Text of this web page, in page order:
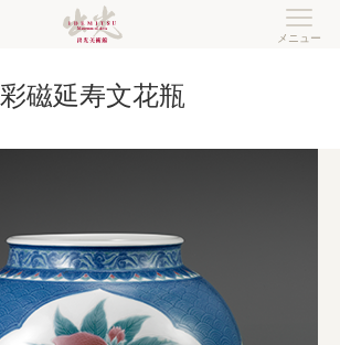
彩磁延寿文花瓶
メニュー